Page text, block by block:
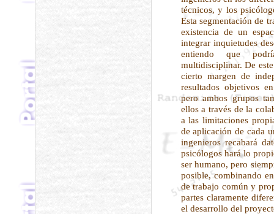
técnicos, y los
Esta segmentación de
existencia de un
integrar inquietudes
entiendo que
multidisciplinar. De
cierto margen de
resultados objetivos
pero ambos grupos
ellos a través de la
a las limitaciones
de aplicación de cada
ingenieros recabará
psicólogos hará lo
ser humano, pero
posible, combinando
de trabajo común y
partes claramente
el desarrollo del